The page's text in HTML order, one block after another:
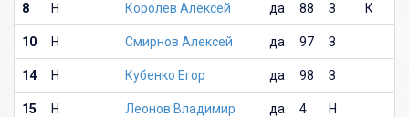
8 Н Королев Алексей да 88 З К
10 Н Смирнов Алексей да 97 З
14 Н Кубенко Егор да 98 З
15 Н Леонов Владимир да 4 Н